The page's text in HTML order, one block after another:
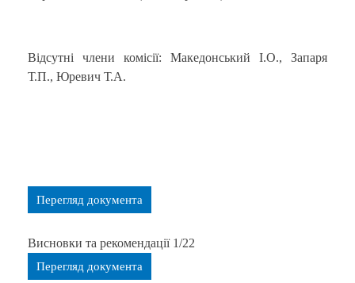
Відсутні члени комісії: Македонський І.О., Запаря
Т.П., Юревич Т.А.
Перегляд документа
Висновки та рекомендації 1/22
Перегляд документа